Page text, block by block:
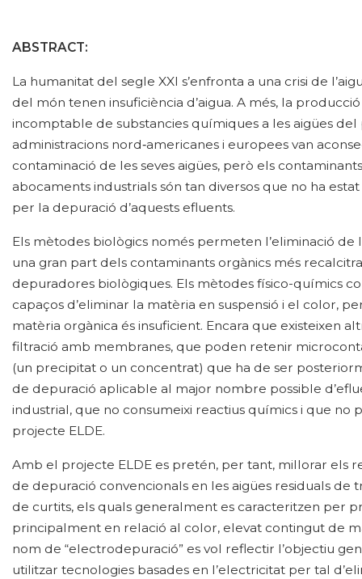
ABSTRACT:
La humanitat del segle XXI s’enfronta a una crisi de
del món tenen insuficiència d’aigua. A més, la
incomptable de substancies químiques a les aigües del
administracions nord‐americanes i europees van
contaminació de les seves aigües, però els
abocaments industrials són tan diversos que no ha
per la depuració d’aquests efluents.
Els mètodes biològics només permeten l’eliminació
una gran part dels contaminants orgànics més
depuradores biològiques. Els mètodes físico-químics
capaços d’eliminar la matèria en suspensió i el color,
matèria orgànica és insuficient. Encara que existeixen
filtració amb membranes, que poden retenir
(un precipitat o un concentrat) que ha de ser
de depuració aplicable al major nombre possible
industrial, que no consumeixi reactius químics i que no
projecte ELDE.
Amb el projecte ELDE es pretén, per tant, millorar els
de depuració convencionals en les aigües residuals de
de curtits, els quals generalment es caracteritzen per
principalment en relació al color, elevat contingut de
nom de “electrodepuració” es vol reflectir l’objectiu
utilitzar tecnologies basades en l’electricitat per tal